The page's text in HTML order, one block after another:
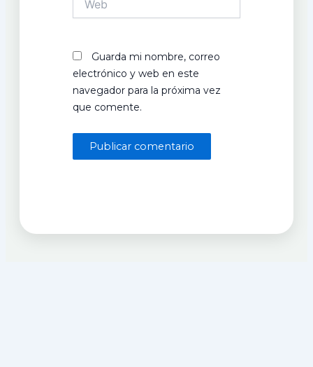
Guarda mi nombre, correo
electrónico y web en este
navegador para la próxima vez
que comente.